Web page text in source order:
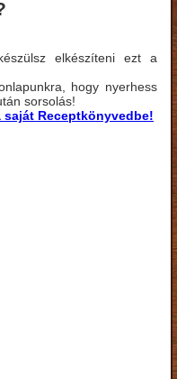
elkészíteni ezt a
hogy nyerhess
sorsolás!
Receptkönyvedbe!